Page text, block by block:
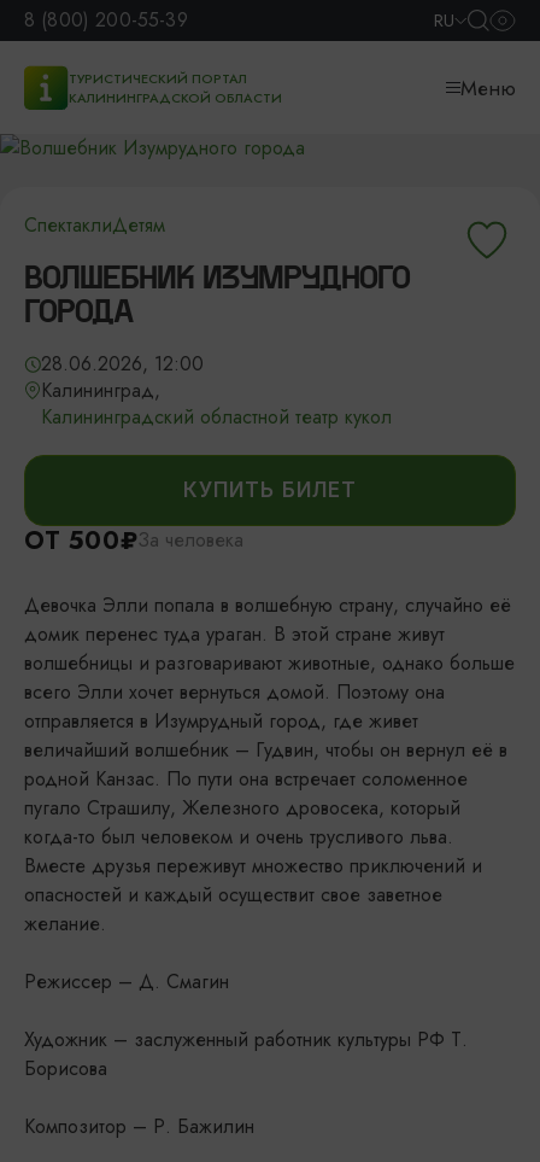
8 (800) 200-55-39 RU
ТУРИСТИЧЕСКИЙ ПОРТАЛ
КАЛИНИНГРАДСКОЙ ОБЛАСТИ
Меню
СпектаклиДетям
ВОЛШЕБНИК ИЗУМРУДНОГО
ГОРОДА
28.06.2026, 12:00
Калининград,
Калининградский областной театр кукол
КУПИТЬ БИЛЕТ
ОТ 500₽За человека
Девочка Элли попала в волшебную страну, случайно её
домик перенес туда ураган. В этой стране живут
волшебницы и разговаривают животные, однако больше
всего Элли хочет вернуться домой. Поэтому она
отправляется в Изумрудный город, где живет
величайший волшебник – Гудвин, чтобы он вернул её в
родной Канзас. По пути она встречает соломенное
пугало Страшилу, Железного дровосека, который
когда-то был человеком и очень трусливого льва.
Вместе друзья переживут множество приключений и
опасностей и каждый осуществит свое заветное
желание.
Режиссер – Д. Смагин
Художник – заслуженный работник культуры РФ Т.
Борисова
Композитор – Р. Бажилин